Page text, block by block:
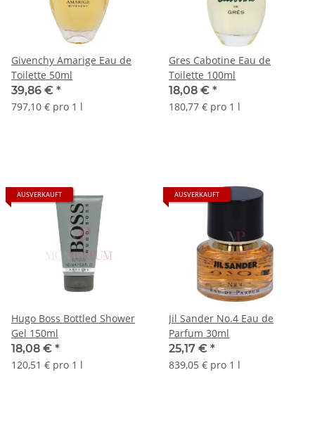
Givenchy Amarige Eau de
Toilette 50ml
39,86 € *
797,10 € pro 1 l
Gres Cabotine Eau de
Toilette 100ml
18,08 € *
180,77 € pro 1 l
AUSVERKAUFT
Hugo Boss Bottled Shower
Gel 150ml
18,08 € *
120,51 € pro 1 l
AUSVERKAUFT
Jil Sander No.4 Eau de
Parfum 30ml
25,17 € *
839,05 € pro 1 l